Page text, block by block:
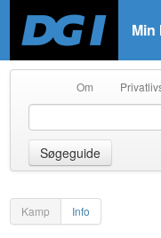
Om
Søgeguide
Kamp Info